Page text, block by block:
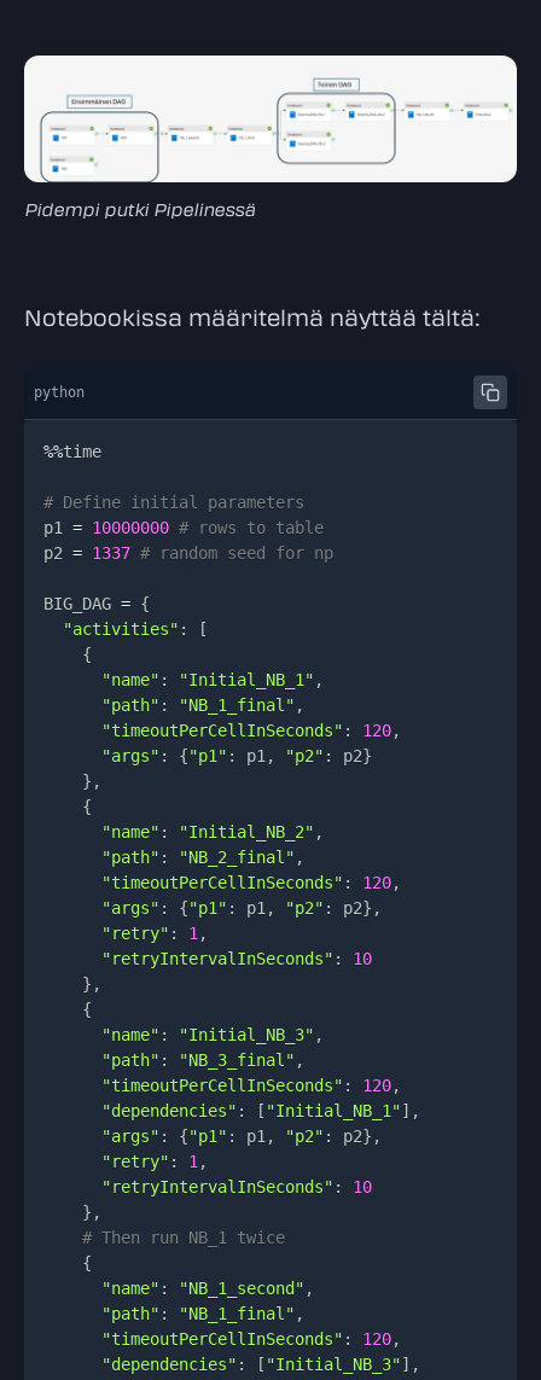
Pidempi putki Pipelinessä
Notebookissa määritelmä näyttää tältä:
python
%%
# Define initial parameters
p1 = 10000000 # rows to table
p2 = 1337 # random seed for np
BIG_DAG = {
"activities" :
[
{
"name" : "Initial_NB_1" ,
"path" : "NB_1_final" ,
"timeoutPerCellInSeconds" : 120,
"args" : {"p1" : p1 , "p2" : p2}
} ,
{
"name" : "Initial_NB_2" ,
"path" : "NB_2_final" ,
"timeoutPerCellInSeconds" : 120,
"args" : {"p1" : p1 , "p2" : p2} ,
"retry" : 1 ,
"retryIntervalInSeconds" :
10
} ,
{
"name" : "Initial_NB_3" ,
"path" : "NB_3_final" ,
"timeoutPerCellInSeconds" : 120,
"dependencies" : [ "Initial_NB_1"] ,
"args" : {"p1" : p1 , "p2" : p2} ,
"retry" : 1 ,
"retryIntervalInSeconds" :
10
} ,
# Then run NB_1 twice
{
"name" : "NB_1_second" ,
"path" : "NB_1_final" ,
"timeoutPerCellInSeconds" : 120,
"dependencies" : [ "Initial_NB_3"] ,